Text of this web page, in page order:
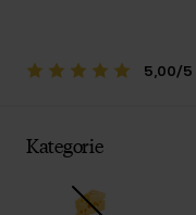
5,00/5
Kategorie